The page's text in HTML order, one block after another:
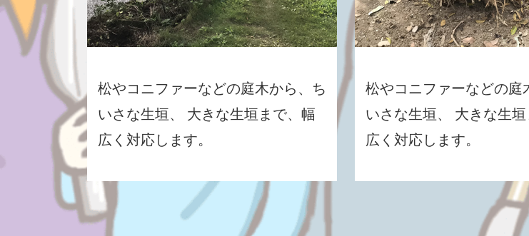
松やコニファーなどの庭木から、ち
いさな生垣、 大きな生垣まで、幅
広く対応します。
松やコニファーなどの庭
いさな生垣、 大きな生
広く対応します。